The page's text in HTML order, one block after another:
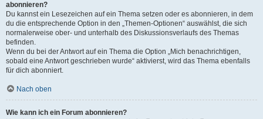
abonnieren?
Du kannst ein Lesezeichen auf ein Thema setzen oder es abonnieren, in dem
du die entsprechende Option in den „Themen-Optionen“ auswählst, die sich
normalerweise ober- und unterhalb des Diskussionsverlaufs des Themas
befinden.
Wenn du bei der Antwort auf ein Thema die Option „Mich benachrichtigen,
sobald eine Antwort geschrieben wurde“ aktivierst, wird das Thema ebenfalls
für dich abonniert.
Nach oben
Wie kann ich ein Forum abonnieren?